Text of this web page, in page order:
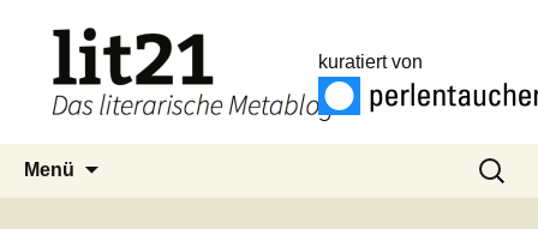
kuratiert von
Menü
Suchen
nach: